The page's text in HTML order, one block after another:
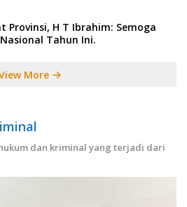
Provinsi, H T Ibrahim: Semoga
Tahun Ini.
More
dan kriminal yang terjadi dari